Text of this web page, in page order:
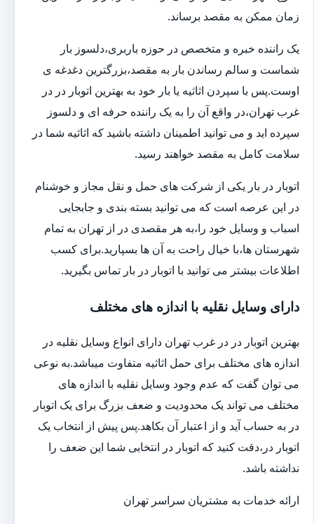
زمان ممکن به مقصد برساند.
یک راننده خبره و متخصص در حوزه باربری،دلسوز بار
شماست و سالم رساندن بار به مقصد،بزرگترین دغدغه ی
اوست.پس با سپردن اثاثیه یا بار خود به بهترین اتوبار در در
غرب تهران،در واقع آن را به یک راننده حرفه ای و دلسوز
سپرده اید و می توانید اطمینان داشته باشید که اثاثیه شما در
سلامت کامل به مقصد خواهند رسید.
اتوبار در بار یکی از شرکت های حمل و نقل مجاز و خوشنام
در این عرصه است که می توانید بسته بندی و جابجایی
اسباب و وسایل خود را،به هر مقصدی در از تهران به تمام
شهرستان ها،با خیال راحت به آن ها بسپارید.برای کسب
اطلاعات بیشتر می توانید با اتوبار در بار تماس بگیرید.
دارای وسایل نقلیه با اندازه های مختلف
بهترین اتوبار در در غرب تهران دارای انواع وسایل نقلیه در
اندازه های مختلف برای حمل اثاثیه متفاوت می‎باشد.به نوعی
می توان گفت که عدم وجود وسایل نقلیه با اندازه های
مختلف می تواند یک محدودیت و ضعف بزرگ برای یک اتوبار
در به حساب آید و از اعتبار آن بکاهد.پس پیش از انتخاب یک
اتوبار در،دقت کنید که اتوبار در انتخابی شما این ضعف را
نداشته باشد.
ارائه خدمات به مشتریان سراسر تهران